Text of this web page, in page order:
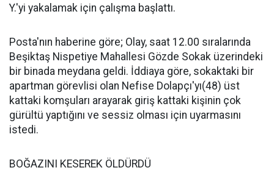
Y.'yi yakalamak için çalışma başlattı.
Posta'nın haberine göre; Olay, saat 12.00 sıralarında
Beşiktaş Nispetiye Mahallesi Gözde Sokak üzerindeki
bir binada meydana geldi. İddiaya göre, sokaktaki bir
apartman görevlisi olan Nefise Dolapçı'yı(48) üst
kattaki komşuları arayarak giriş kattaki kişinin çok
gürültü yaptığını ve sessiz olması için uyarmasını
istedi.
BOĞAZINI KESEREK ÖLDÜRDÜ